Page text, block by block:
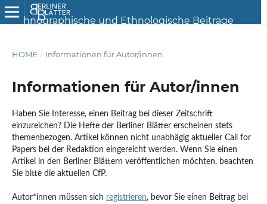
HOME / Informationen für Autor/innen
Informationen für Autor/innen
Haben Sie Interesse, einen Beitrag bei dieser Zeitschrift
einzureichen?Die Hefte der Berliner Blätter erscheinen stets
themenbezogen. Artikel können nicht unabhägig aktueller Call for
Papers bei der Redaktion eingereicht werden. Wenn Sie einen
Artikel in den Berliner Blättern veröffentlichen möchten, beachten
Sie bitte die aktuellen CfP.
Autor*innen müssen sich registrieren, bevor Sie einen Beitrag bei